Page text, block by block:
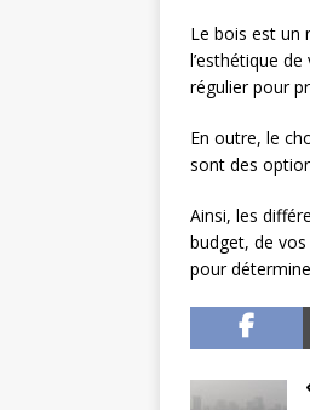
Le bois est un
l’esthétique
régulier pour
En outre, le
sont des
Ainsi, les
budget, de
pour